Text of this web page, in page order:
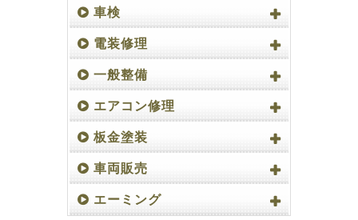
車検
電装修理
一般整備
エアコン修理
板金塗装
車両販売
エーミング